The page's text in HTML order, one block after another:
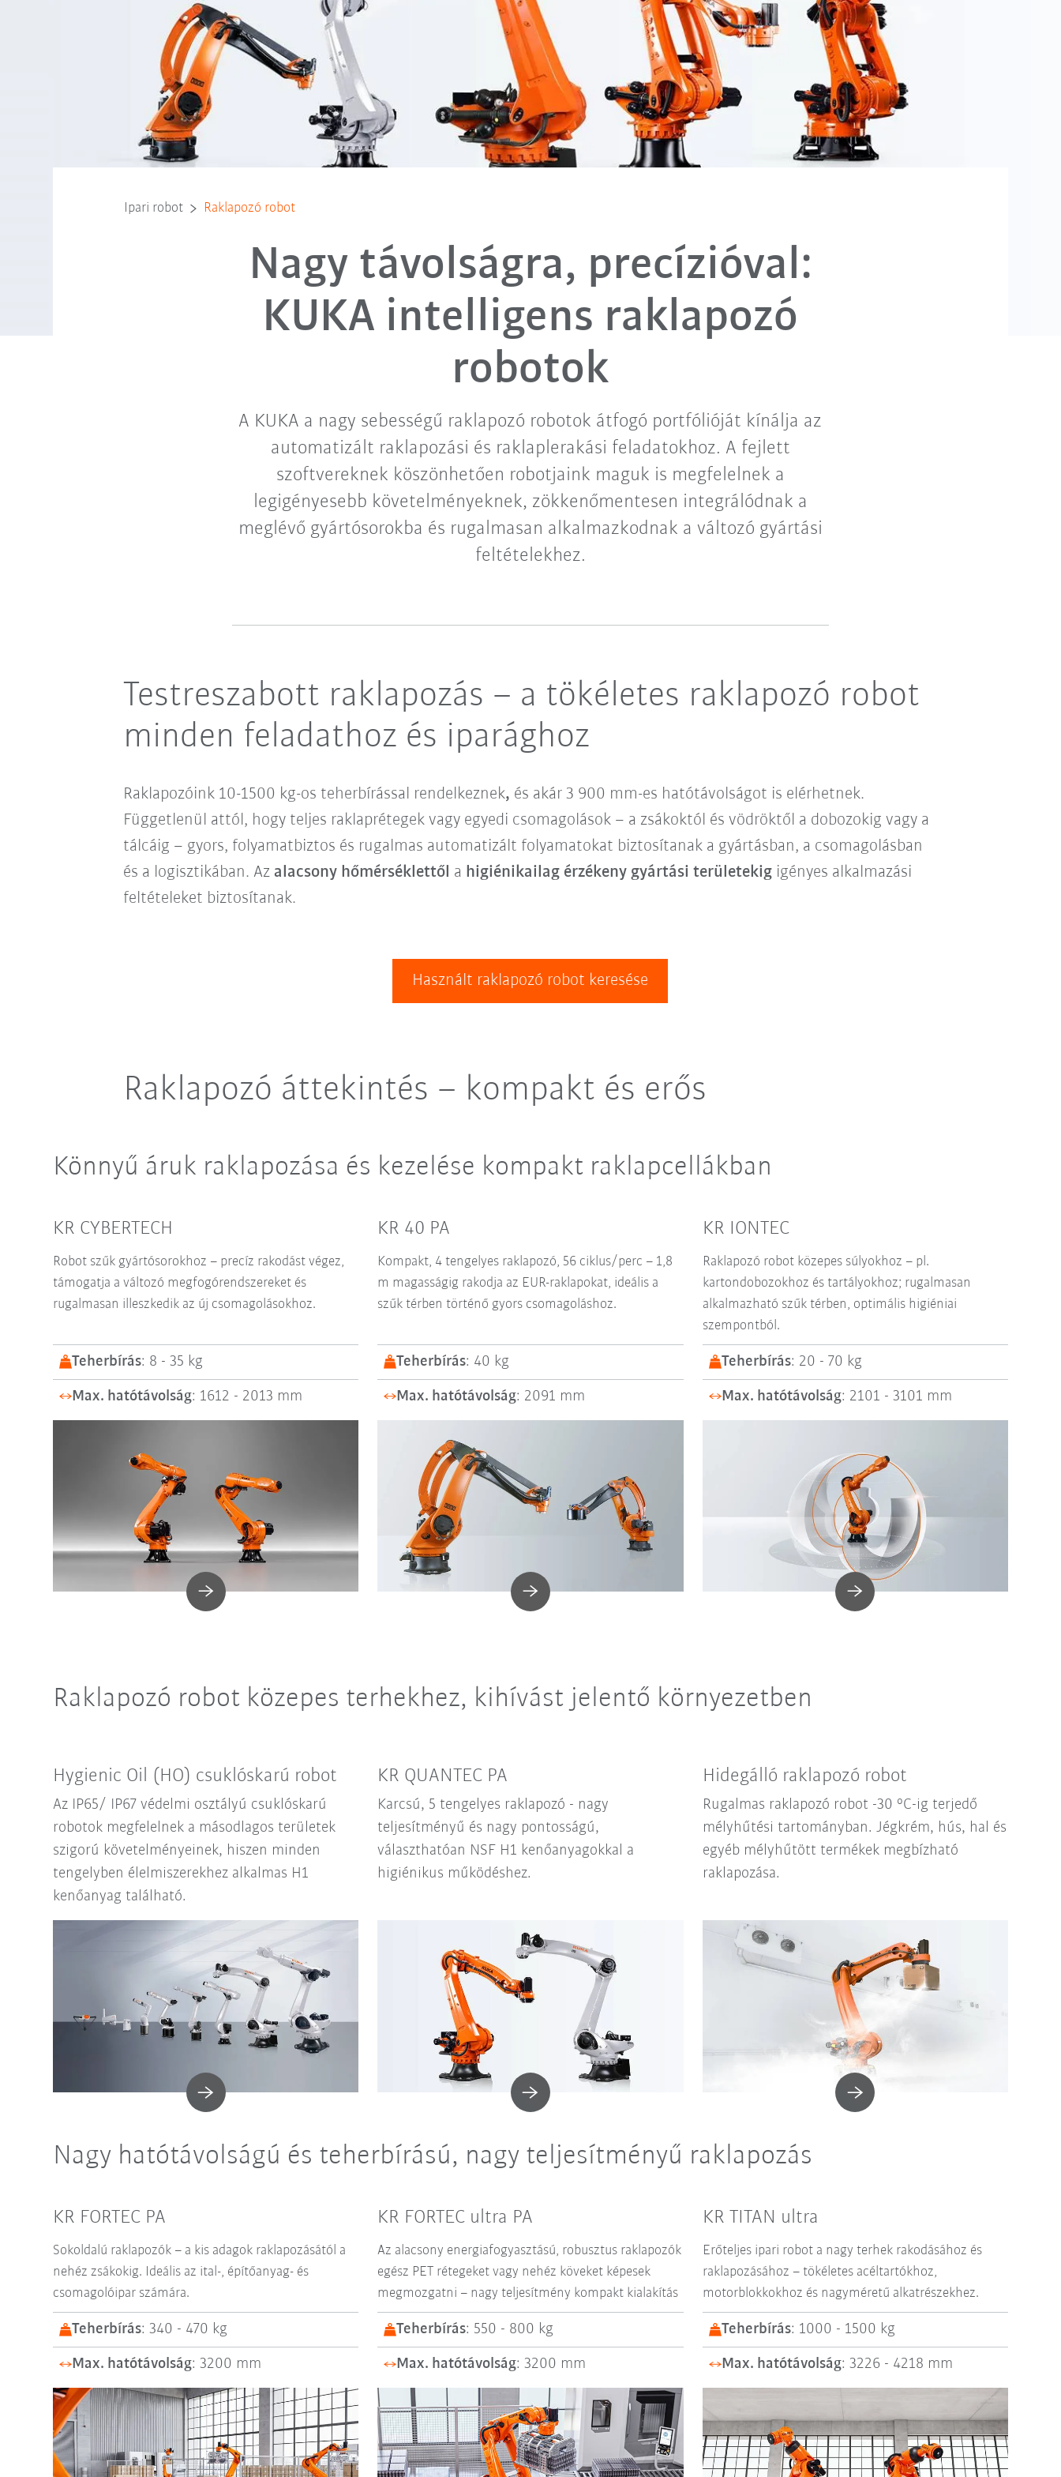
Ipari robot Raklapozó robot
Nagy távolságra, precízióval:
KUKA intelligens raklapozó
robotok
A KUKA a nagy sebességű raklapozó robotok átfogó portfólióját kínálja az
automatizált raklapozási és raklaplerakási feladatokhoz. A fejlett
szoftvereknek köszönhetően robotjaink maguk is megfelelnek a
legigényesebb követelményeknek, zökkenőmentesen integrálódnak a
meglévő gyártósorokba és rugalmasan alkalmazkodnak a változó gyártási
feltételekhez.
Testreszabott raklapozás – a tökéletes raklapozó robot
minden feladathoz és iparághoz
Raklapozóink 10-1500 kg-os teherbírással rendelkeznek, és akár 3 900 mm-es hatótávolságot is elérhetnek.
Függetlenül attól, hogy teljes raklaprétegek vagy egyedi csomagolások – a zsákoktól és vödröktől a dobozokig vagy a
tálcáig – gyors, folyamatbiztos és rugalmas automatizált folyamatokat biztosítanak a gyártásban, a csomagolásban
és a logisztikában. Az alacsony hőmérséklettől a higiénikailag érzékeny gyártási területekigigényes alkalmazási
feltételeket biztosítanak.
Használt raklapozó robot keresése
Raklapozó áttekintés – kompakt és erős
Könnyű áruk raklapozása és kezelése kompakt raklapcellákban
KR CYBERTECH
Robot szűk gyártósorokhoz – precíz rakodást végez,
támogatja a változó megfogórendszereket és
rugalmasan illeszkedik az új csomagolásokhoz.
Teherbírás: 8 - 35 kg
Max. hatótávolság: 1612 - 2013 mm
KR 40 PA
Kompakt, 4 tengelyes raklapozó, 56 ciklus/perc – 1,8
m magasságig rakodja az EUR-raklapokat, ideális a
szűk térben történő gyors csomagoláshoz.
Teherbírás: 40 kg
Max. hatótávolság: 2091 mm
KR IONTEC
Raklapozó robot közepes súlyokhoz – pl.
kartondobozokhoz és tartályokhoz; rugalmasan
alkalmazható szűk térben, optimális higiéniai
szempontból.
Teherbírás: 20 - 70 kg
Max. hatótávolság: 2101 - 3101 mm
Raklapozó robot közepes terhekhez, kihívást jelentő környezetben
Hygienic Oil (HO) csuklóskarú robot
Az IP65/ IP67 védelmi osztályú csuklóskarú
robotok megfelelnek a másodlagos területek
szigorú követelményeinek, hiszen minden
tengelyben élelmiszerekhez alkalmas H1
kenőanyag található.
KR QUANTEC PA
Karcsú, 5 tengelyes raklapozó - nagy
teljesítményű és nagy pontosságú,
választhatóan NSF H1 kenőanyagokkal a
higiénikus működéshez.
Hidegálló raklapozó robot
Rugalmas raklapozó robot -30 °C-ig terjedő
mélyhűtési tartományban. Jégkrém, hús, hal és
egyéb mélyhűtött termékek megbízható
raklapozása.
Nagy hatótávolságú és teherbírású, nagy teljesítményű raklapozás
KR FORTEC PA
Sokoldalú raklapozók – a kis adagok raklapozásától a
nehéz zsákokig. Ideális az ital-, építőanyag- és
csomagolóipar számára.
Teherbírás: 340 - 470 kg
Max. hatótávolság: 3200 mm
KR FORTEC ultra PA
Az alacsony energiafogyasztású, robusztus raklapozók
egész PET rétegeket vagy nehéz köveket képesek
megmozgatni – nagy teljesítmény kompakt kialakítás
Teherbírás: 550 - 800 kg
Max. hatótávolság: 3200 mm
KR TITAN ultra
Erőteljes ipari robot a nagy terhek rakodásához és
raklapozásához – tökéletes acéltartókhoz,
motorblokkokhoz és nagyméretű alkatrészekhez.
Teherbírás: 1000 - 1500 kg
Max. hatótávolság: 3226 - 4218 mm